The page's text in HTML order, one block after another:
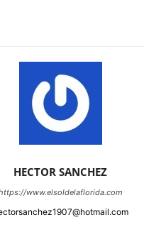
HECTOR SANCHEZ
www.elsoldelaflorida.com